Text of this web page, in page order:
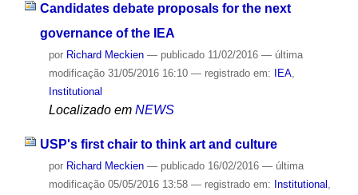
Candidates debate proposals for the next
governance of the IEA
por Richard Meckien — publicado11/02/2016 — última
modificação31/05/2016 16:10 — registrado em: IEA,
Institutional
Localizado em NEWS
USP's first chair to think art and culture
por Richard Meckien — publicado16/02/2016 — última
modificação05/05/2016 13:58 — registrado em: Institutional